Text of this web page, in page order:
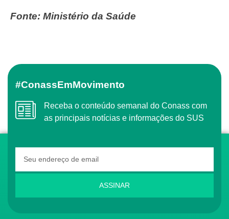
Fonte: Ministério da Saúde
#ConassEmMovimento
Receba o conteúdo semanal do Conass com
as principais notícias e informações do SUS
ASSINAR